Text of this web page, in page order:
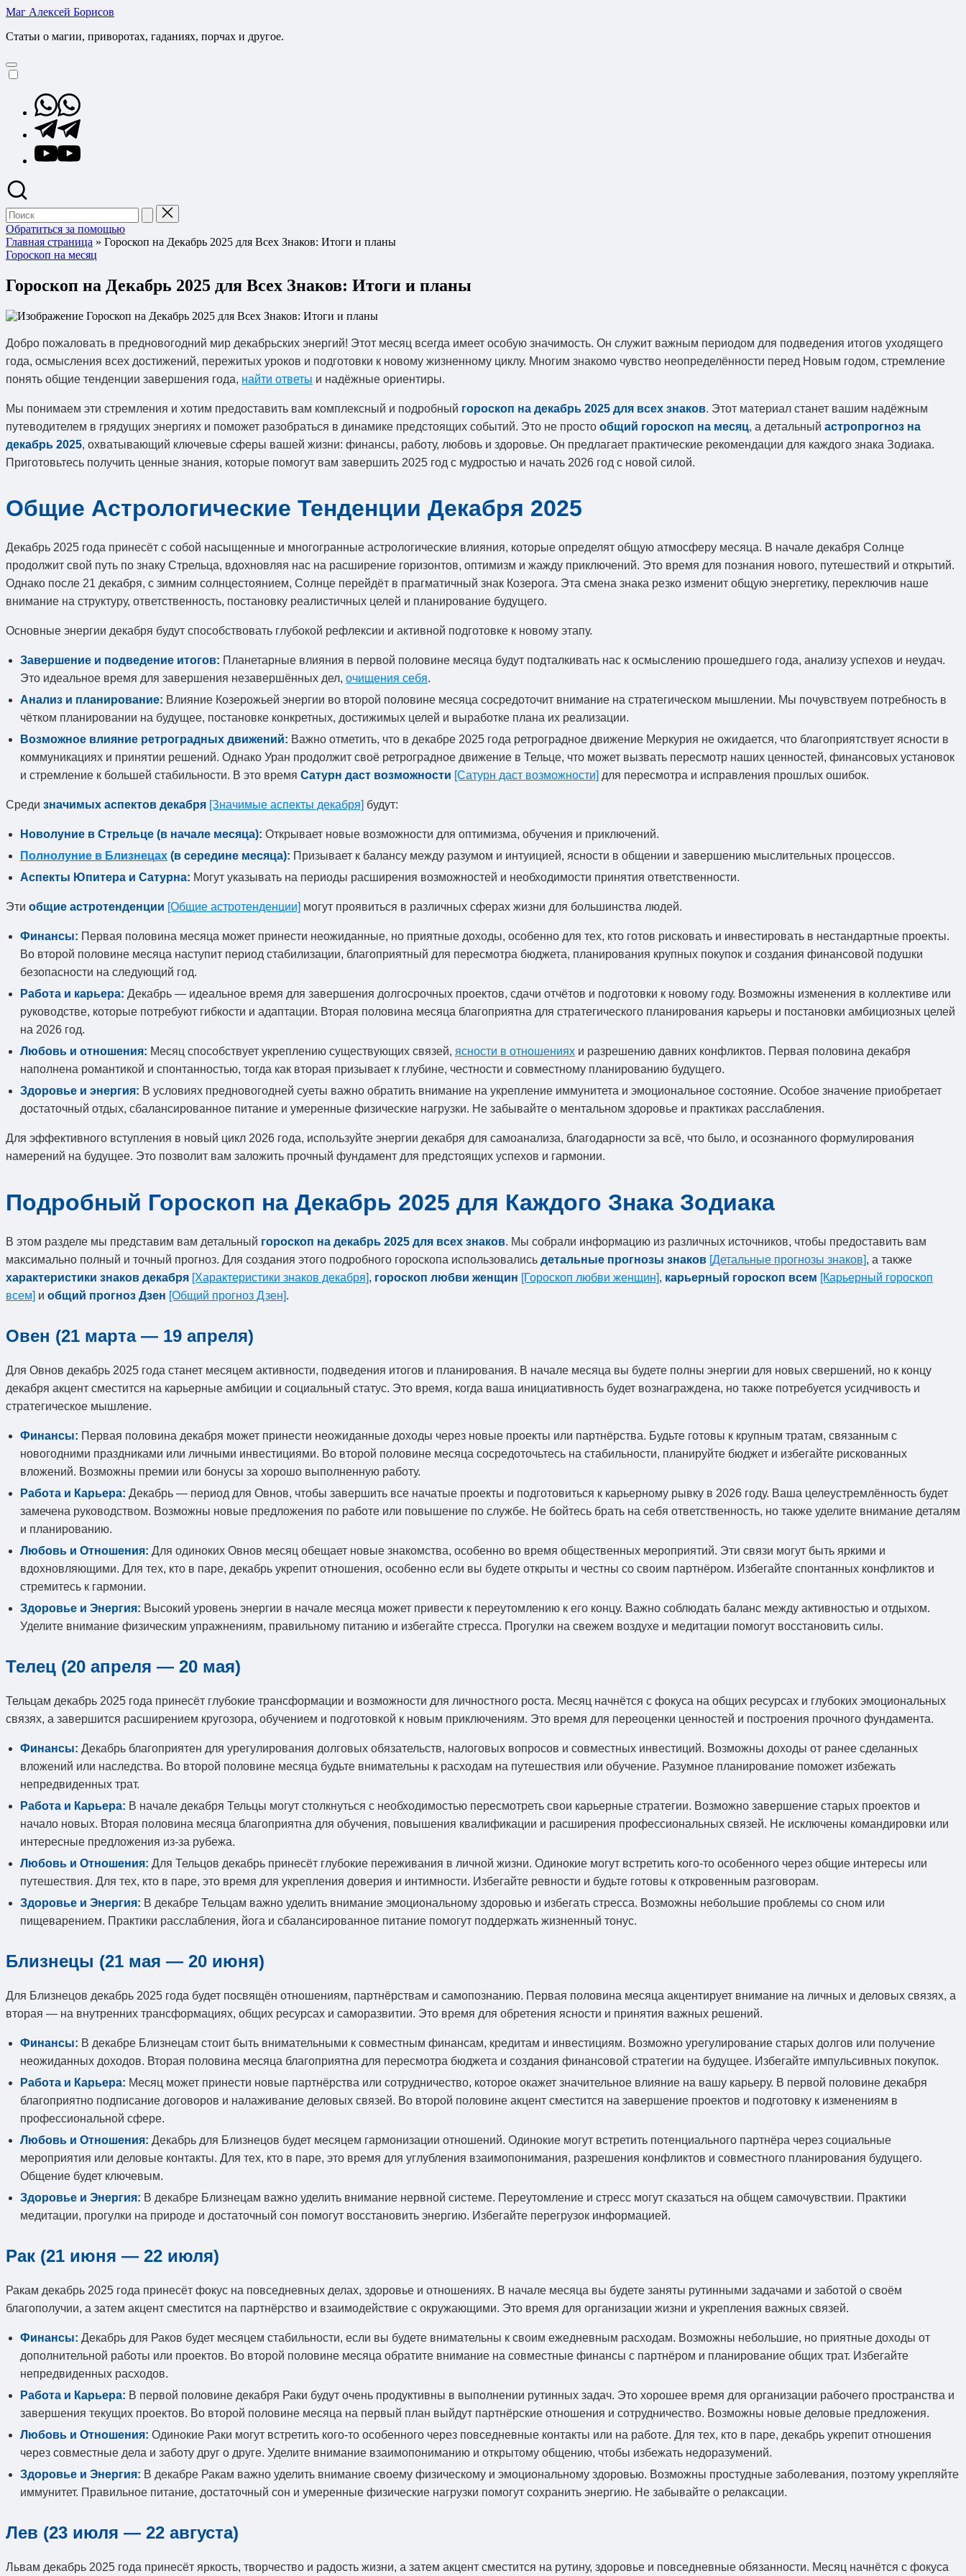
Перейти
содержимому
Маг Алексей Борисов
Статьи о магии, приворотах, гаданиях, порчах и другое.
Whatsapp
Telegram
YouTube
Поиск
для:
Обратиться за помощью
Главная страница » Гороскоп на Декабрь 2025 для Всех Знаков: Итоги и планы
Опубликовано
Гороскоп на месяц
Гороскоп на Декабрь 2025 для Всех Знаков: Итоги и планы
Добро пожаловать в предновогодний мир декабрьских энергий! Этот месяц всегда имеет особую значимость. Он служит важным периодом для подведения итогов уходящего
года, осмысления всех достижений, пережитых уроков и подготовки к новому жизненному циклу. Многим знакомо чувство неопределённости перед Новым годом, стремление
понять общие тенденции завершения года, найти ответы и надёжные ориентиры.
Мы понимаем эти стремления и хотим предоставить вам комплексный и подробный гороскоп на декабрь 2025 для всех знаков. Этот материал станет вашим надёжным
путеводителем в грядущих энергиях и поможет разобраться в динамике предстоящих событий. Это не просто общий гороскоп на месяц, а детальный астропрогноз на
декабрь 2025, охватывающий ключевые сферы вашей жизни: финансы, работу, любовь и здоровье. Он предлагает практические рекомендации для каждого знака Зодиака.
Приготовьтесь получить ценные знания, которые помогут вам завершить 2025 год с мудростью и начать 2026 год с новой силой.
Общие Астрологические Тенденции Декабря 2025
Декабрь 2025 года принесёт с собой насыщенные и многогранные астрологические влияния, которые определят общую атмосферу месяца. В начале декабря Солнце
продолжит свой путь по знаку Стрельца, вдохновляя нас на расширение горизонтов, оптимизм и жажду приключений. Это время для познания нового, путешествий и открытий.
Однако после 21 декабря, с зимним солнцестоянием, Солнце перейдёт в прагматичный знак Козерога. Эта смена знака резко изменит общую энергетику, переключив наше
внимание на структуру, ответственность, постановку реалистичных целей и планирование будущего.
Основные энергии декабря будут способствовать глубокой рефлексии и активной подготовке к новому этапу.
Завершение и подведение итогов: Планетарные влияния в первой половине месяца будут подталкивать нас к осмыслению прошедшего года, анализу успехов и неудач.
Это идеальное время для завершения незавершённых дел, очищения себя.
Анализ и планирование: Влияние Козерожьей энергии во второй половине месяца сосредоточит внимание на стратегическом мышлении. Мы почувствуем потребность в
чётком планировании на будущее, постановке конкретных, достижимых целей и выработке плана их реализации.
Возможное влияние ретроградных движений: Важно отметить, что в декабре 2025 года ретроградное движение Меркурия не ожидается, что благоприятствует ясности в
коммуникациях и принятии решений. Однако Уран продолжит своё ретроградное движение в Тельце, что может вызвать пересмотр наших ценностей, финансовых установок
и стремление к большей стабильности. В это время Сатурн даст возможности [Сатурн даст возможности] для пересмотра и исправления прошлых ошибок.
Среди значимых аспектов декабря [Значимые аспекты декабря] будут:
Новолуние в Стрельце (в начале месяца): Открывает новые возможности для оптимизма, обучения и приключений.
Полнолуние в Близнецах (в середине месяца): Призывает к балансу между разумом и интуицией, ясности в общении и завершению мыслительных процессов.
Аспекты Юпитера и Сатурна: Могут указывать на периоды расширения возможностей и необходимости принятия ответственности.
Эти общие астротенденции [Общие астротенденции] могут проявиться в различных сферах жизни для большинства людей.
Финансы: Первая половина месяца может принести неожиданные, но приятные доходы, особенно для тех, кто готов рисковать и инвестировать в нестандартные проекты.
Во второй половине месяца наступит период стабилизации, благоприятный для пересмотра бюджета, планирования крупных покупок и создания финансовой подушки
безопасности на следующий год.
Работа и карьера: Декабрь — идеальное время для завершения долгосрочных проектов, сдачи отчётов и подготовки к новому году. Возможны изменения в коллективе или
руководстве, которые потребуют гибкости и адаптации. Вторая половина месяца благоприятна для стратегического планирования карьеры и постановки амбициозных целей
на 2026 год.
Любовь и отношения: Месяц способствует укреплению существующих связей, ясности в отношениях и разрешению давних конфликтов. Первая половина декабря
наполнена романтикой и спонтанностью, тогда как вторая призывает к глубине, честности и совместному планированию будущего.
Здоровье и энергия: В условиях предновогодней суеты важно обратить внимание на укрепление иммунитета и эмоциональное состояние. Особое значение приобретает
достаточный отдых, сбалансированное питание и умеренные физические нагрузки. Не забывайте о ментальном здоровье и практиках расслабления.
Для эффективного вступления в новый цикл 2026 года, используйте энергии декабря для самоанализа, благодарности за всё, что было, и осознанного формулирования
намерений на будущее. Это позволит вам заложить прочный фундамент для предстоящих успехов и гармонии.
Подробный Гороскоп на Декабрь 2025 для Каждого Знака Зодиака
В этом разделе мы представим вам детальный гороскоп на декабрь 2025 для всех знаков. Мы собрали информацию из различных источников, чтобы предоставить вам
максимально полный и точный прогноз. Для создания этого подробного гороскопа использовались детальные прогнозы знаков [Детальные прогнозы знаков], а также
характеристики знаков декабря [Характеристики знаков декабря], гороскоп любви женщин [Гороскоп любви женщин], карьерный гороскоп всем [Карьерный гороскоп
всем] и общий прогноз Дзен [Общий прогноз Дзен].
Овен (21 марта — 19 апреля)
Для Овнов декабрь 2025 года станет месяцем активности, подведения итогов и планирования. В начале месяца вы будете полны энергии для новых свершений, но к концу
декабря акцент сместится на карьерные амбиции и социальный статус. Это время, когда ваша инициативность будет вознаграждена, но также потребуется усидчивость и
стратегическое мышление.
Финансы: Первая половина декабря может принести неожиданные доходы через новые проекты или партнёрства. Будьте готовы к крупным тратам, связанным с
новогодними праздниками или личными инвестициями. Во второй половине месяца сосредоточьтесь на стабильности, планируйте бюджет и избегайте рискованных
вложений. Возможны премии или бонусы за хорошо выполненную работу.
Работа и Карьера: Декабрь — период для Овнов, чтобы завершить все начатые проекты и подготовиться к карьерному рывку в 2026 году. Ваша целеустремлённость будет
замечена руководством. Возможны новые предложения по работе или повышение по службе. Не бойтесь брать на себя ответственность, но также уделите внимание деталям
и планированию.
Любовь и Отношения: Для одиноких Овнов месяц обещает новые знакомства, особенно во время общественных мероприятий. Эти связи могут быть яркими и
вдохновляющими. Для тех, кто в паре, декабрь укрепит отношения, особенно если вы будете открыты и честны со своим партнёром. Избегайте спонтанных конфликтов и
стремитесь к гармонии.
Здоровье и Энергия: Высокий уровень энергии в начале месяца может привести к переутомлению к его концу. Важно соблюдать баланс между активностью и отдыхом.
Уделите внимание физическим упражнениям, правильному питанию и избегайте стресса. Прогулки на свежем воздухе и медитации помогут восстановить силы.
Телец (20 апреля — 20 мая)
Тельцам декабрь 2025 года принесёт глубокие трансформации и возможности для личностного роста. Месяц начнётся с фокуса на общих ресурсах и глубоких эмоциональных
связях, а завершится расширением кругозора, обучением и подготовкой к новым приключениям. Это время для переоценки ценностей и построения прочного фундамента.
Финансы: Декабрь благоприятен для урегулирования долговых обязательств, налоговых вопросов и совместных инвестиций. Возможны доходы от ранее сделанных
вложений или наследства. Во второй половине месяца будьте внимательны к расходам на путешествия или обучение. Разумное планирование поможет избежать
непредвиденных трат.
Работа и Карьера: В начале декабря Тельцы могут столкнуться с необходимостью пересмотреть свои карьерные стратегии. Возможно завершение старых проектов и
начало новых. Вторая половина месяца благоприятна для обучения, повышения квалификации и расширения профессиональных связей. Не исключены командировки или
интересные предложения из-за рубежа.
Любовь и Отношения: Для Тельцов декабрь принесёт глубокие переживания в личной жизни. Одинокие могут встретить кого-то особенного через общие интересы или
путешествия. Для тех, кто в паре, это время для укрепления доверия и интимности. Избегайте ревности и будьте готовы к откровенным разговорам.
Здоровье и Энергия: В декабре Тельцам важно уделить внимание эмоциональному здоровью и избегать стресса. Возможны небольшие проблемы со сном или
пищеварением. Практики расслабления, йога и сбалансированное питание помогут поддержать жизненный тонус.
Близнецы (21 мая — 20 июня)
Для Близнецов декабрь 2025 года будет посвящён отношениям, партнёрствам и самопознанию. Первая половина месяца акцентирует внимание на личных и деловых связях, а
вторая — на внутренних трансформациях, общих ресурсах и саморазвитии. Это время для обретения ясности и принятия важных решений.
Финансы: В декабре Близнецам стоит быть внимательными к совместным финансам, кредитам и инвестициям. Возможно урегулирование старых долгов или получение
неожиданных доходов. Вторая половина месяца благоприятна для пересмотра бюджета и создания финансовой стратегии на будущее. Избегайте импульсивных покупок.
Работа и Карьера: Месяц может принести новые партнёрства или сотрудничество, которое окажет значительное влияние на вашу карьеру. В первой половине декабря
благоприятно подписание договоров и налаживание деловых связей. Во второй половине акцент сместится на завершение проектов и подготовку к изменениям в
профессиональной сфере.
Любовь и Отношения: Декабрь для Близнецов будет месяцем гармонизации отношений. Одинокие могут встретить потенциального партнёра через социальные
мероприятия или деловые контакты. Для тех, кто в паре, это время для углубления взаимопонимания, разрешения конфликтов и совместного планирования будущего.
Общение будет ключевым.
Здоровье и Энергия: В декабре Близнецам важно уделить внимание нервной системе. Переутомление и стресс могут сказаться на общем самочувствии. Практики
медитации, прогулки на природе и достаточный сон помогут восстановить энергию. Избегайте перегрузок информацией.
Рак (21 июня — 22 июля)
Ракам декабрь 2025 года принесёт фокус на повседневных делах, здоровье и отношениях. В начале месяца вы будете заняты рутинными задачами и заботой о своём
благополучии, а затем акцент сместится на партнёрство и взаимодействие с окружающими. Это время для организации жизни и укрепления важных связей.
Финансы: Декабрь для Раков будет месяцем стабильности, если вы будете внимательны к своим ежедневным расходам. Возможны небольшие, но приятные доходы от
дополнительной работы или проектов. Во второй половине месяца обратите внимание на совместные финансы с партнёром и планирование общих трат. Избегайте
непредвиденных расходов.
Работа и Карьера: В первой половине декабря Раки будут очень продуктивны в выполнении рутинных задач. Это хорошее время для организации рабочего пространства и
завершения текущих проектов. Во второй половине месяца на первый план выйдут партнёрские отношения и сотрудничество. Возможны новые деловые предложения.
Любовь и Отношения: Одинокие Раки могут встретить кого-то особенного через повседневные контакты или на работе. Для тех, кто в паре, декабрь укрепит отношения
через совместные дела и заботу друг о друге. Уделите внимание взаимопониманию и открытому общению, чтобы избежать недоразумений.
Здоровье и Энергия: В декабре Ракам важно уделить внимание своему физическому и эмоциональному здоровью. Возможны простудные заболевания, поэтому укрепляйте
иммунитет. Правильное питание, достаточный сон и умеренные физические нагрузки помогут сохранить энергию. Не забывайте о релаксации.
Лев (23 июля — 22 августа)
Львам декабрь 2025 года принесёт яркость, творчество и радость жизни, а затем акцент сместится на рутину, здоровье и повседневные обязанности. Месяц начнётся с фокуса